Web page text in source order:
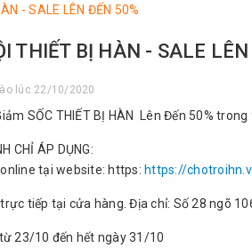
- SALE LÊN ĐẾN 50%
THIẾT BỊ HÀN - SALE
lúc 22/10/2020
SỐC THIẾT BỊ HÀN Lên Đến 50% trong
CHỈ ÁP DỤNG:
tại website: https: https://
tiếp tại cửa hàng. Địa chỉ: Số 28 ngõ
từ 23/10 đến hết ngày 31/10